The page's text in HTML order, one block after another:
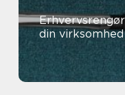
Erhvervsrengøring
din